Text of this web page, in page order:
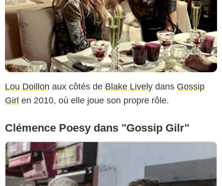
Lou Doillon aux côtés de Blake Lively dans Gossip
Girl en 2010, où elle joue son propre rôle.
Clémence Poesy dans "Gossip Gilr"